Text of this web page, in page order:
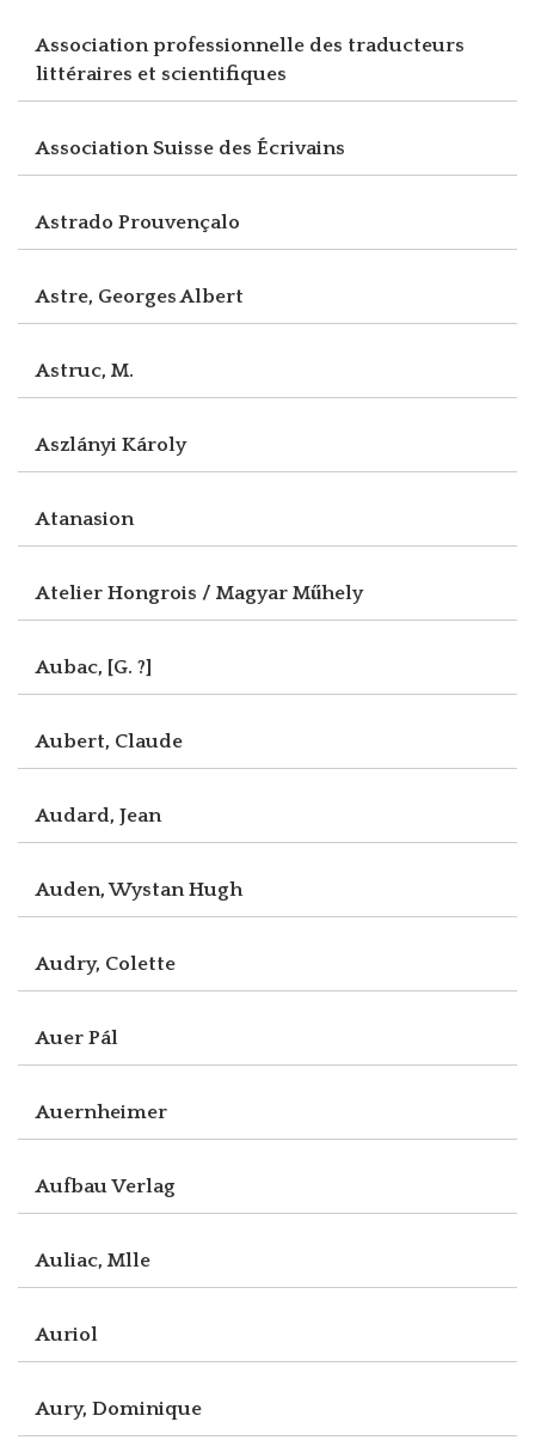
Association professionnelle des traducteurs
littéraires et scientifiques
Association Suisse des Écrivains
Astrado Prouvençalo
Astre, Georges Albert
Astruc, M.
Aszlányi Károly
Atanasion
Atelier Hongrois / Magyar Műhely
Aubac, [G. ?]
Aubert, Claude
Audard, Jean
Auden, Wystan Hugh
Audry, Colette
Auer Pál
Auernheimer
Aufbau Verlag
Auliac, Mlle
Auriol
Aury, Dominique